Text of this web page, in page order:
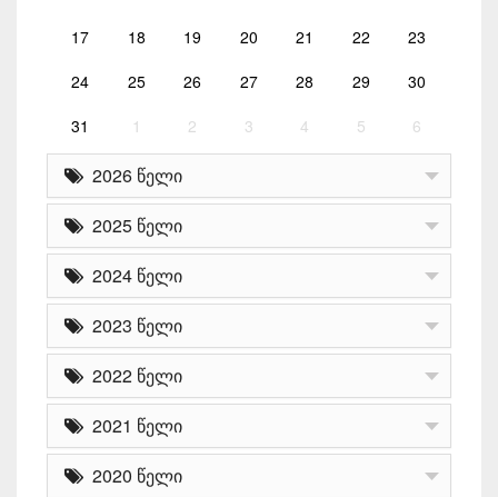
17 18 19 20 21 22 23
24 25 26 27 28 29 30
31 1 2 3 4 5 6
2026 წელი
2025 წელი
2024 წელი
2023 წელი
2022 წელი
2021 წელი
2020 წელი